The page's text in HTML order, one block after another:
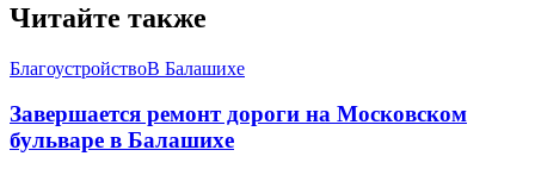
Читайте также
БлагоустройствоВ Балашихе
Завершается ремонт дороги на Московском
бульваре в Балашихе